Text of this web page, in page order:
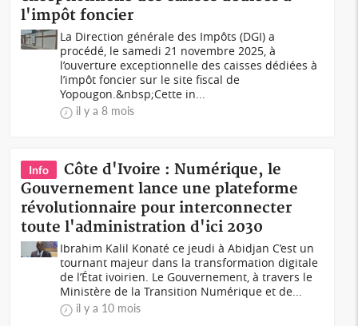
l'impôt foncier
La Direction générale des Impôts (DGI) a
procédé, le samedi 21 novembre 2025, à
l’ouverture exceptionnelle des caisses dédiées à
l’impôt foncier sur le site fiscal de
Yopougon.&nbsp;Cette in...
il y a 8 mois
Info
Côte d'Ivoire : Numérique, le
Gouvernement lance une plateforme
révolutionnaire pour interconnecter
toute l'administration d'ici 2030
Ibrahim Kalil Konaté ce jeudi à Abidjan C’est un
tournant majeur dans la transformation digitale
de l’État ivoirien. Le Gouvernement, à travers le
Ministère de la Transition Numérique et de...
il y a 10 mois